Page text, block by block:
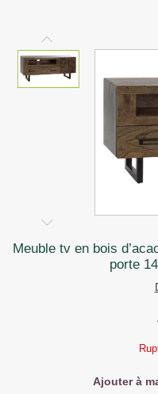
meuble tv en bois d’acacia massif et metal 1 niche 1 t 1
porte
Ajouter à